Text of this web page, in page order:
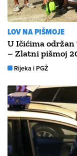
LOV NA PIŠMOJE
U Ičićima
– Zlatni pišmoj
Rijeka i PGŽ